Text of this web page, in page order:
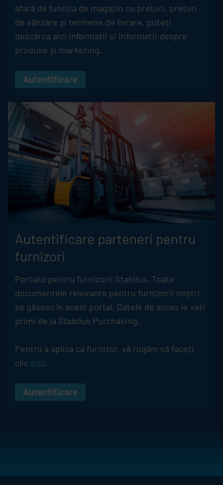
afară de funcția de magazin cu prețuri, prețuri
de vânzare și termene de livrare, puteți
descărca aici informații și informații despre
produse și marketing.
Autentificare
Autentificare parteneri pentru
furnizori
Portalul pentru furnizorii Stabilus. Toate
documentele relevante pentru furnizorii noștri
se găsesc în acest portal. Datele de acces le veți
primi de la Stabilus Purchasing.
Pentru a aplica ca furnizor, vă rugăm să faceți
clic aici.
Autentificare